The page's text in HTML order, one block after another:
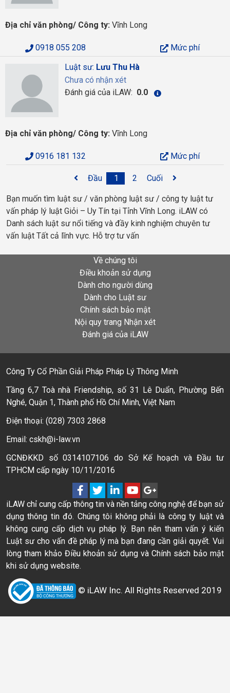
Địa chỉ văn phòng/ Công ty: Vĩnh Long
0918 055 208
Mức phí
Luật sư: Lưu Thu Hà
Chưa có nhận xét
Đánh giá của iLAW: 0.0
Địa chỉ văn phòng/ Công ty: Vĩnh Long
0916 181 132 Mức phí
Đầu 1 2 Cuối
Bạn muốn tìm luật sư / văn phòng luật sư / công ty luật tư
vấn pháp lý luật Giỏi – Uy Tín tại Tỉnh Vĩnh Long. iLAW có
Danh sách luật sư nổi tiếng và đầy kinh nghiệm chuyên tư
vấn luật Tất cả lĩnh vực. Hỗ trợ tư vấn
Về chúng tôi
Điều khoản sử dụng
Dành cho người dùng
Dành cho Luật sư
Chính sách bảo mật
Nội quy trang Nhận xét
Đánh giá của iLAW
Công Ty Cổ Phần Giải Pháp Pháp Lý Thông Minh
Tầng 6,7 Toà nhà Friendship, số 31 Lê Duẩn, Phường Bến
Nghé, Quận 1, Thành phố Hồ Chí Minh, Việt Nam
Điện thoại: (028) 7303 2868
Email: cskh@i-law.vn
GCNĐKKD số 0314107106 do Sở Kế hoạch và Đầu tư
TPHCM cấp ngày 10/11/2016
iLAW chỉ cung cấp thông tin và nền tảng công nghệ để bạn sử
dụng thông tin đó. Chúng tôi không phải là công ty luật và
không cung cấp dịch vụ pháp lý. Bạn nên tham vấn ý kiến
Luật sư cho vấn đề pháp lý mà bạn đang cần giải quyết. Vui
lòng tham khảo Điều khoản sử dụng và Chính sách bảo mật
khi sử dụng website.
© iLAW Inc. All Rights Reserved 2019